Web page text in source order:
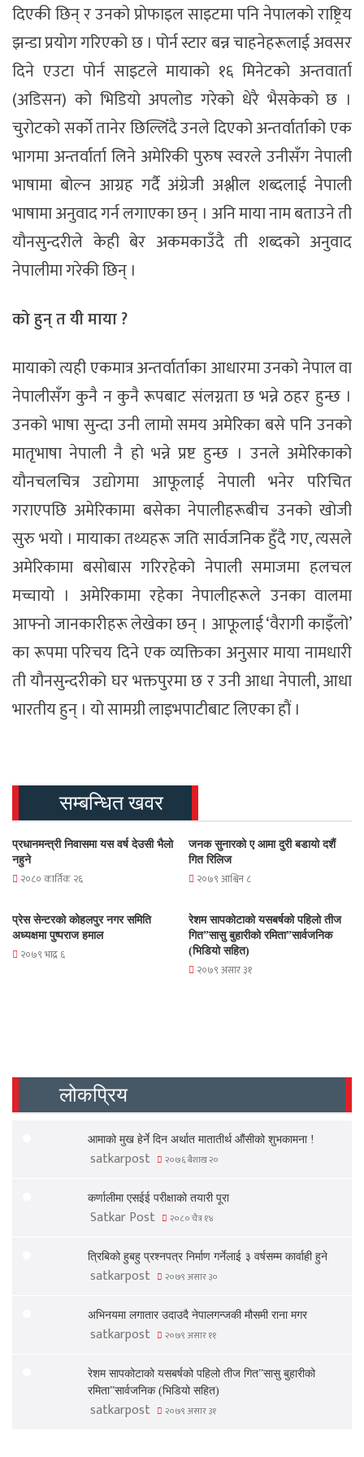
दिएकी छिन् र उनको प्रोफाइल साइटमा पनि नेपालको राष्ट्रिय
झन्डा प्रयोग गरिएको छ । पोर्न स्टार बन्न चाहनेहरूलाई अवसर
दिने एउटा पोर्न साइटले मायाको १६ मिनेटको अन्तवार्ता
(अडिसन) को भिडियो अपलोड गरेको धेरै भैसकेको छ ।
चुरोटको सर्को तानेर छिल्लिँदै उनले दिएको अन्तर्वार्ताको एक
भागमा अन्तर्वार्ता लिने अमेरिकी पुरुष स्वरले उनीसँग नेपाली
भाषामा बोल्न आग्रह गर्दै अंग्रेजी अश्लील शब्दलाई नेपाली
भाषामा अनुवाद गर्न लगाएका छन् । अनि माया नाम बताउने ती
यौनसुन्दरीले केही बेर अकमकाउँदै ती शब्दको अनुवाद
नेपालीमा गरेकी छिन् ।
को हुन् त यी माया ?
मायाको त्यही एकमात्र अन्तर्वार्ताका आधारमा उनको नेपाल वा
नेपालीसँग कुनै न कुनै रूपबाट संलग्नता छ भन्ने ठहर हुन्छ ।
उनको भाषा सुन्दा उनी लामो समय अमेरिका बसे पनि उनको
मातृभाषा नेपाली नै हो भन्ने प्रष्ट हुन्छ । उनले अमेरिकाको
यौनचलचित्र उद्योगमा आफूलाई नेपाली भनेर परिचित
गराएपछि अमेरिकामा बसेका नेपालीहरूबीच उनको खोजी
सुरु भयो । मायाका तथ्यहरू जति सार्वजनिक हुँदै गए, त्यसले
अमेरिकामा बसोबास गरिरहेको नेपाली समाजमा हलचल
मच्चायो । अमेरिकामा रहेका नेपालीहरूले उनका वालमा
आफ्नो जानकारीहरू लेखेका छन् । आफूलाई ‘वैरागी काइँलो’
का रूपमा परिचय दिने एक व्यक्तिका अनुसार माया नामधारी
ती यौनसुन्दरीको घर भक्तपुरमा छ र उनी आधा नेपाली, आधा
भारतीय हुन् । याे सामग्री लाइभपाटीबाट लिएका हाैं ।
सम्बन्धित खवर
प्रधानमन्त्री निवासमा यस वर्ष देउसी भैलो
नहुने
२०८० कार्तिक २६
जनक सुनारको ए आमा दुरी बडायो दशैं
गित रिलिज
२०७९ आश्विन ८
प्रेस सेन्टरको कोहलपुर नगर समिति
अध्यक्षमा पुष्पराज हमाल
२०७९ भाद्र ६
रेशम सापकोटाको यसबर्षको पहिलो तीज
गित”सासु बुहारीको रमिता”सार्वजनिक
(भिडियो सहित)
२०७९ असार ३१
लोकप्रिय
आमाको मुख हेर्ने दिन अर्थात मातातीर्थ औंसीको शुभकामना !
satkarpost २०७६ बैशाख २०
कर्णालीमा एसईई परीक्षाको तयारी पूरा
Satkar Post २०८० चैत्र १४
त्रिबिको हुबहु प्रश्नपत्र निर्माण गर्नेलाई ३ वर्षसम्म कार्वाही हुने
satkarpost २०७९ असार ३०
अभिनयमा लगातार उदाउदै नेपालगन्जकी मौसमी राना मगर
satkarpost २०७९ असार ११
रेशम सापकोटाको यसबर्षको पहिलो तीज गित”सासु बुहारीको
रमिता”सार्वजनिक (भिडियो सहित)
satkarpost २०७९ असार ३१